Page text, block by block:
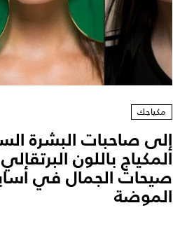
مكياجك
إلى صاحبات البشرة
المكياج باللون
صيحات الجمال في
الموضة